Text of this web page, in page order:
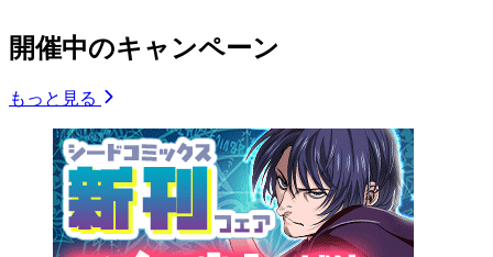
開催中のキャンペーン
もっと見る